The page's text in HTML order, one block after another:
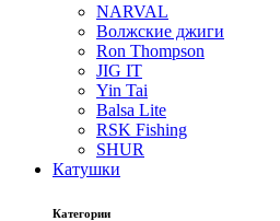
NARVAL
Волжские джиги
Ron Thompson
JIG IT
Yin Tai
Balsa Lite
RSK Fishing
SHUR
Катушки
Категории